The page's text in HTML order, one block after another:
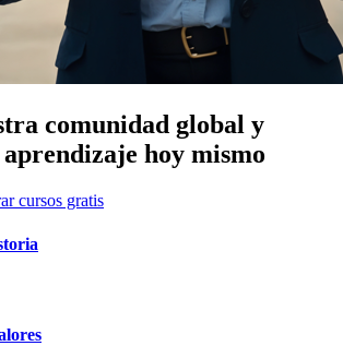
comunidad global y
hoy mismo
cursos gratis